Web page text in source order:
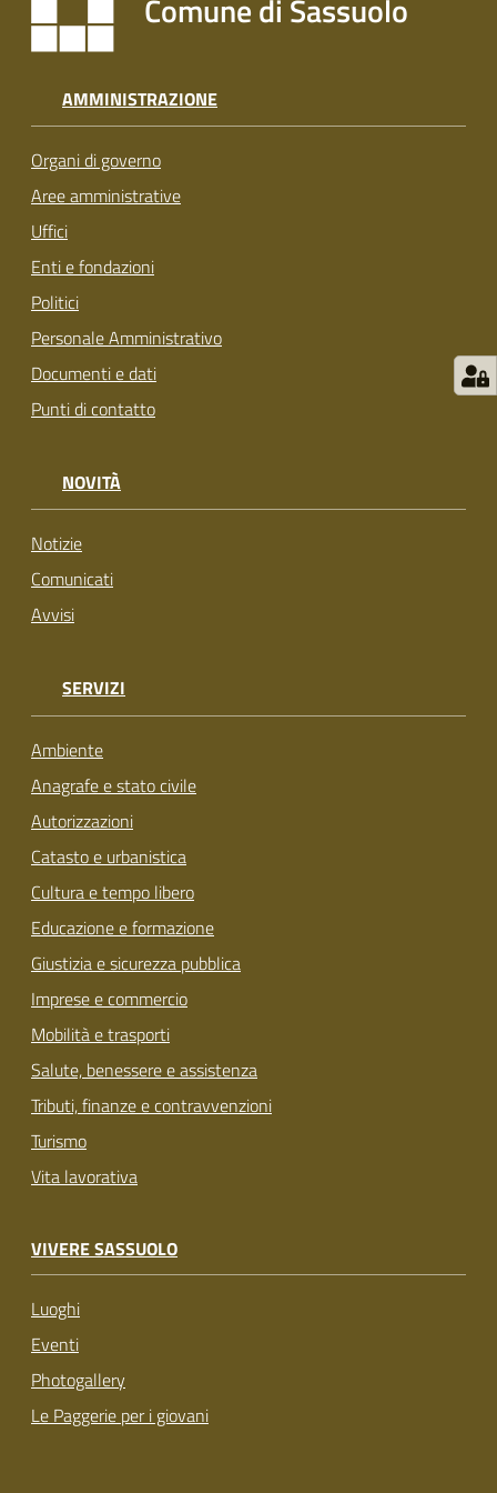
t
s
u
o
Tutti
gli
argomenti...
Seguici
su
Comune di Sassuolo
AMMINISTRAZIONE
Organi di governo
Aree amministrative
Uffici
Enti e fondazioni
Politici
Personale Amministrativo
Documenti e dati
Punti di contatto
NOVITÀ
Notizie
Comunicati
Avvisi
SERVIZI
Ambiente
Anagrafe e stato civile
Autorizzazioni
Catasto e urbanistica
Cultura e tempo libero
Educazione e formazione
Giustizia e sicurezza pubblica
Imprese e commercio
Mobilità e trasporti
Salute, benessere e assistenza
Tributi, finanze e contravvenzioni
Turismo
Vita lavorativa
VIVERE SASSUOLO
Luoghi
Eventi
Photogallery
Le Paggerie per i giovani